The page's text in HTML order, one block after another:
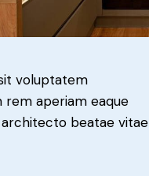
voluptatem
rem aperiam eaque
architecto beatae vitae